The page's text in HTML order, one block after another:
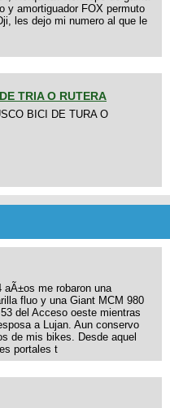
y amortiguador FOX permuto
les dejo mi numero al que le
TRIA O RUTERA
BICI DE TURA O
me robaron una
fluo y una Giant MCM 980
del Acceso oeste mientras
a Lujan. Aun conservo
de mis bikes. Desde aquel
portales t